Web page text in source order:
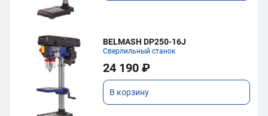
BELMASH DP250-16J
Сверлильный станок
24 190 ₽
В корзину